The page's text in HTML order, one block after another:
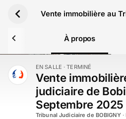
Vente immobilière au
À propos
TERMINÉ EN SALLE · TERMINÉ
Vente
judiciaire de
Septembre 2025
Tribunal Judiciaire de BOBIGNY·